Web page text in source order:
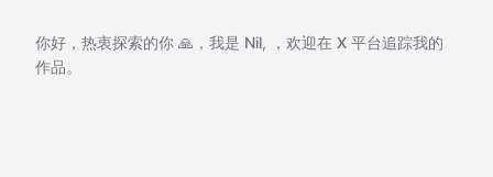
你好，热衷探索的你 🙏，我是 Nil, ，欢迎在 X 平台追踪我的
作品。